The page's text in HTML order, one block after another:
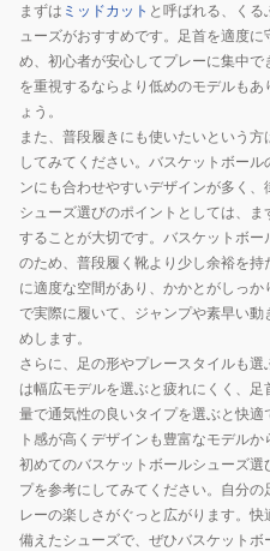
ー
プ
V17
STANDARD
1063A096.400
4
まずは ミッドカット と呼ばれる、く
ューズがおすすめです。足首を適度
め、初心者が安心してプレーに集中
を重視するならより低めのモデルも
ょう。
また、普段履きにも使いたいという方
してみてください。バスケットボー
ンにも合わせやすいデザインが多く、
シューズ選びのポイントとしては、
することが大切です。バスケットボ
のため、普段履く靴より少し余裕を
に適度な空間があり、かかとがしっ
で実際に履いて、ジャンプや素早い
めします。
さらに、足の形やプレースタイルも
は幅広モデルを選ぶと疲れにくく、
量で通気性の良いタイプを選ぶと快
ト感が高くデザインも豊富なモデルか
初めてのバスケットボールシューズ選
プを参考にしてみてください。自分
レーの楽しさがぐっと広がります。
備えたシューズで、ぜひバスケット